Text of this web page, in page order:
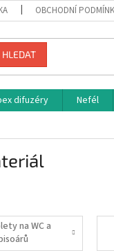
OBCHODNÍ
HLEDAT
difuzéry Nefél
na WC a